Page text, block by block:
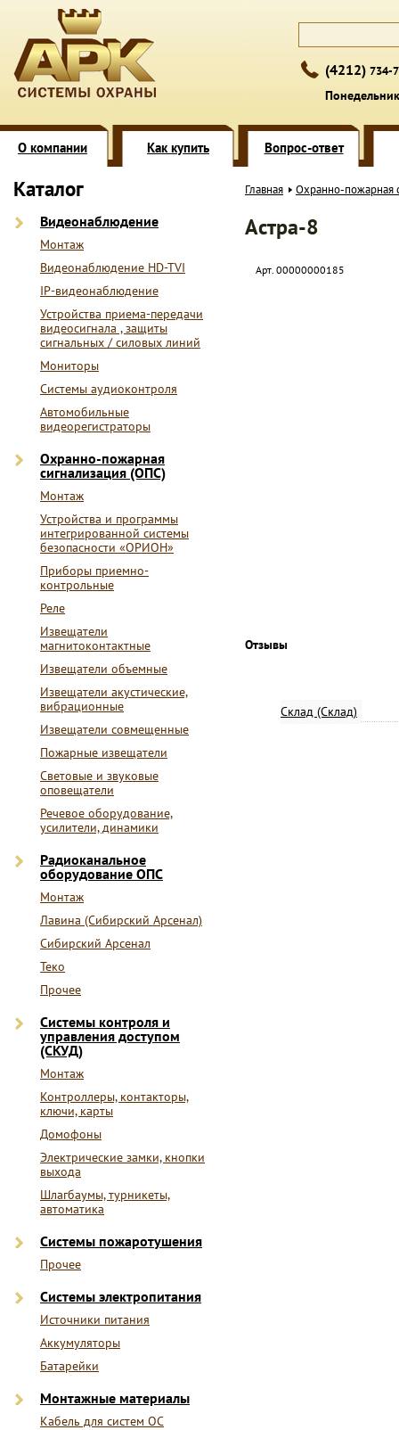
(4212) 734-
О компании Как купить Вопрос-ответ
Каталог
Видеонаблюдение
Монтаж
Видеонаблюдение HD-TVI
IP-видеонаблюдение
Устройства приема-передачи
видеосигнала , защиты
сигнальных / силовых линий
Мониторы
Системы аудиоконтроля
Автомобильные
видеорегистраторы
Охранно-пожарная
сигнализация (ОПС)
Монтаж
Устройства и программы
интегрированной системы
безопасности «ОРИОН»
Приборы приемно-
контрольные
Реле
Извещатели
магнитоконтактные
Извещатели объемные
Извещатели акустические,
вибрационные
Извещатели совмещенные
Пожарные извещатели
Световые и звуковые
оповещатели
Речевое оборудование,
усилители, динамики
Радиоканальное
оборудование ОПС
Монтаж
Лавина (Сибирский Арсенал)
Сибирский Арсенал
Теко
Прочее
Системы контроля и
управления доступом
(СКУД)
Монтаж
Контроллеры, контакторы,
ключи, карты
Домофоны
Электрические замки, кнопки
выхода
Шлагбаумы, турникеты,
автоматика
Системы пожаротушения
Прочее
Системы электропитания
Источники питания
Аккумуляторы
Батарейки
Монтажные материалы
Кабель для систем ОС
Главная Охранно-пожарная
Астра-8
Арт. 00000000185
Отзывы
Склад (Склад)